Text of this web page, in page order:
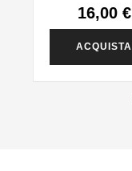
- 5pz
16,00 €
ACQUISTA